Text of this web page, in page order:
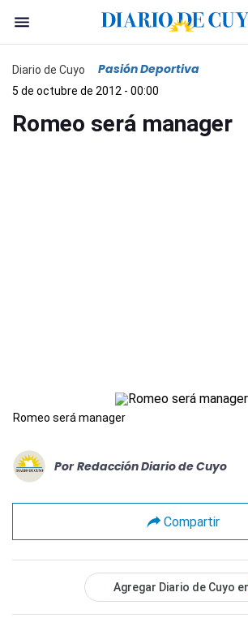
Diario de Cuyo Pasión Deportiva
5 de octubre de 2012 - 00:00
Romeo será manager
Romeo será manager
Por Redacción Diario de Cuyo
Compartir
Agregar Diario de Cuyo